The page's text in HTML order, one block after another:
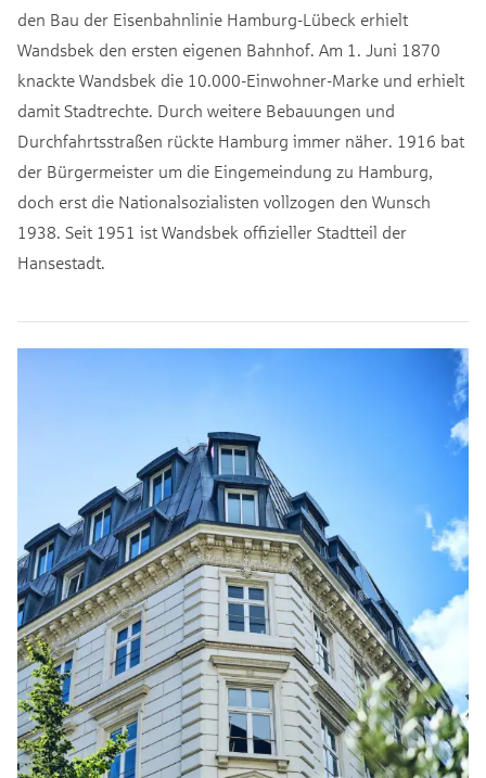
den Bau der Eisenbahnlinie Hamburg-Lübeck erhielt
Wandsbek den ersten eigenen Bahnhof. Am 1. Juni 1870
knackte Wandsbek die 10.000-Einwohner-Marke und erhielt
damit Stadtrechte. Durch weitere Bebauungen und
Durchfahrtsstraßen rückte Hamburg immer näher. 1916 bat
der Bürgermeister um die Eingemeindung zu Hamburg,
doch erst die Nationalsozialisten vollzogen den Wunsch
1938. Seit 1951 ist Wandsbek offizieller Stadtteil der
Hansestadt.